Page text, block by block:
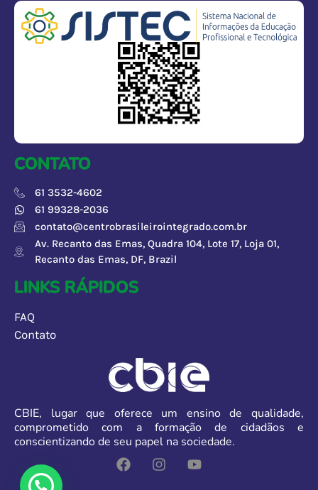
CONTATO
61 3532-4602
61 99328-2036
contato@centrobrasileirointegrado.com.br
Av. Recanto das Emas, Quadra 104, Lote 17, Loja 01,
Recanto das Emas, DF, Brazil
LINKS RÁPIDOS
FAQ
Contato
CBIE, lugar que oferece um ensino de qualidade,
comprometido com a formação de cidadãos e
conscientizando de seu papel na sociedade.